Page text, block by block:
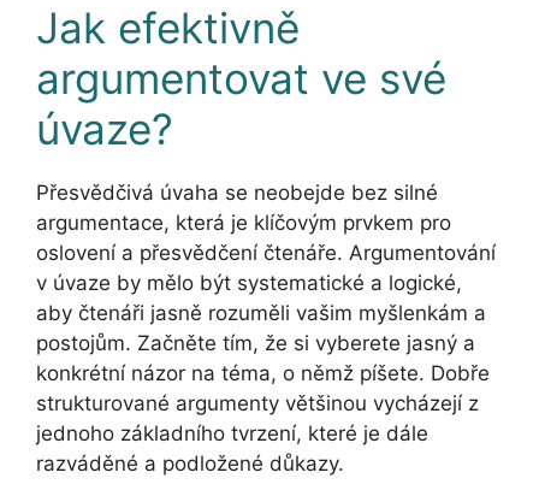
Jak efektivně
argumentovat ve své
úvaze?
Přesvědčivá úvaha se neobejde bez silné
argumentace, která je klíčovým prvkem pro
oslovení a přesvědčení čtenáře. Argumentování
v úvaze by mělo být systematické a logické,
aby čtenáři jasně rozuměli vašim myšlenkám a
postojům. Začněte tím, že si vyberete jasný a
konkrétní názor na téma, o němž píšete. Dobře
strukturované argumenty většinou vycházejí z
jednoho základního tvrzení, které je dále
razváděné a podložené důkazy.